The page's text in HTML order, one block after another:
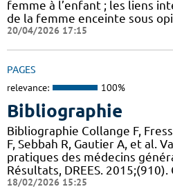
femme à l’enfant ; les liens
de la femme enceinte sous
20/04/2026 17:15
PAGES
relevance: 100%
Bibliographie
Bibliographie Collange F,
F, Sebbah R, Gautier A, et al.
pratiques des médecins
Résultats, DREES.
18/02/2026 15:25